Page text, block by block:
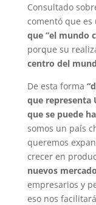
Consultado
comentó que es
que “el mundo
porque su
centro del
De esta forma
que representa
que se puede
somos un país
queremos
crecer en
nuevos
empresarios y
eso nos